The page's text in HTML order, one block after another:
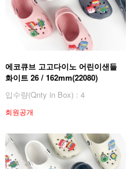
에코큐브 고고다이노 어린이샌들
화이트 26 / 162mm(22080)
입수량(Qnty in Box) : 4
회원공개